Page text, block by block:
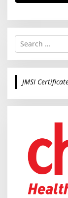
S
r
c
o
JMSI